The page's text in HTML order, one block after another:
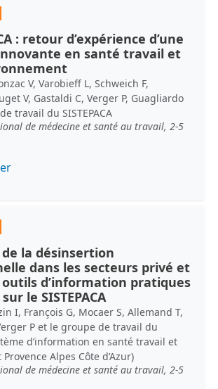
: retour d’expérience d’une
en santé travail et
V, Varobieff L, Schweich F,
V, Gastaldi C, Verger P, Guagliardo
travail du SISTEPACA
de médecine et santé au travail, 2-5
la désinsertion
dans les secteurs privé et
outils d’information pratiques
le SISTEPACA
I, François G, Mocaer S, Allemand T,
P et le groupe de travail du
d’information en santé travail et
Alpes Côte d’Azur)
de médecine et santé au travail, 2-5